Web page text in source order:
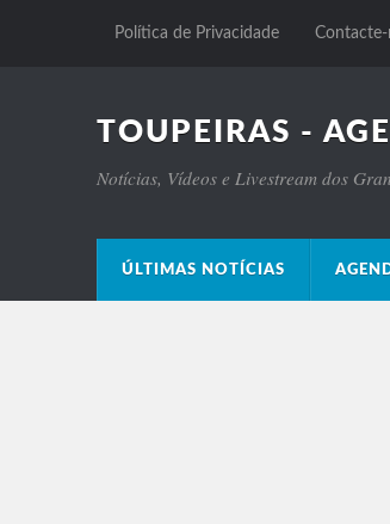
Política de Privacidade Contacte-
TOUPEIRAS -
Notícias, Vídeos e Livestream dos
ÚLTIMAS NOTÍCIAS